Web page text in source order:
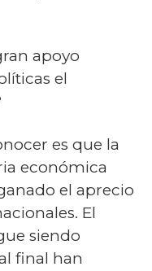
apoyo
el
es que la
económica
el aprecio
El
siendo
final han